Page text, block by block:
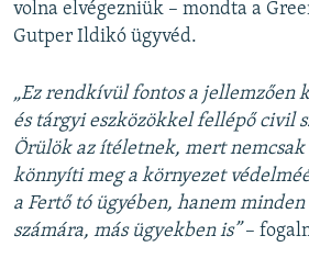
volna elvégezniük – mondta a
Gutper Ildikó ügyvéd.
„Ez rendkívül fontos a jellemzően
és tárgyi eszközökkel fellépő civil
Örülök az ítéletnek, mert nemcsak
könnyíti meg a környezet
a Fertő tó ügyében, hanem
számára, más ügyekben is” –